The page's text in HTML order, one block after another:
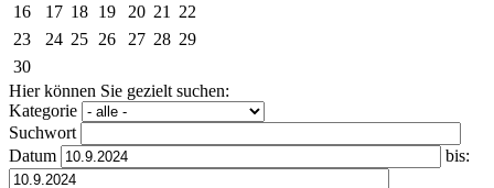
16
17 18 19 20 21
22
23
24 25 26 27 28 29
30
Hier können Sie gezielt suchen:
Kategorie
Suchwort
Datum
bis: